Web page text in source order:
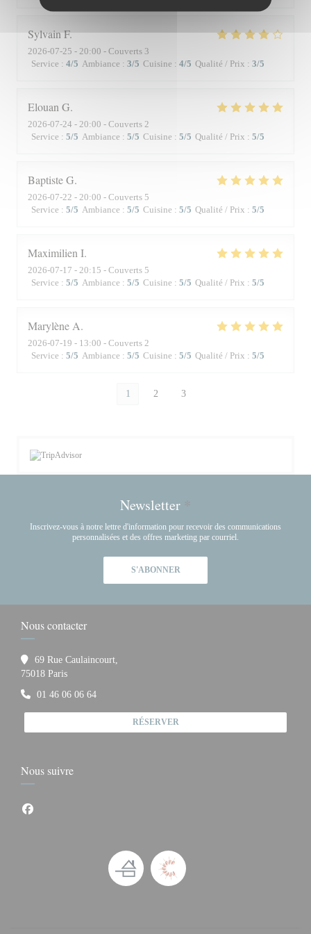
SylvainF
2026-07-25 - 20:00 - Couverts 3
Service : 4/5 Ambiance : 3/5 Cuisine : 4/5 Qualité / Prix : 3/5
Elouan G
2026-07-24 - 20:00 - Couverts 2
Service : 5/5 Ambiance : 5/5 Cuisine : 5/5 Qualité / Prix : 5/5
BaptisteG
2026-07-22 - 20:00 - Couverts 5
Service : 5/5 Ambiance : 5/5 Cuisine : 5/5 Qualité / Prix : 5/5
Maximilien I
2026-07-17 - 20:15 - Couverts 5
Service : 5/5 Ambiance : 5/5 Cuisine : 5/5 Qualité / Prix : 5/5
Marylène A
2026-07-19 - 13:00 - Couverts 2
Service : 5/5 Ambiance : 5/5 Cuisine : 5/5 Qualité / Prix : 5/5
1 2 3
Newsletter *
Inscrivez-vous à notre lettre d'information pour recevoir des communications
personnalisées et des offres marketing par courriel.
S'ABONNER
Nous contacter
69 Rue Caulaincourt,
75018 Paris((ouvre une nouvelle fenêtre))
01 46 06 06 64
RÉSERVER
Nous suivre
Facebook ((ouvre une nouvelle fenêtre))